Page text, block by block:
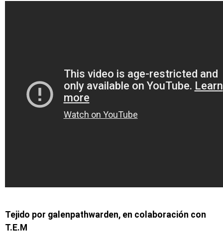
Tejido por galenpathwarden, en colaboración con
T.E.M